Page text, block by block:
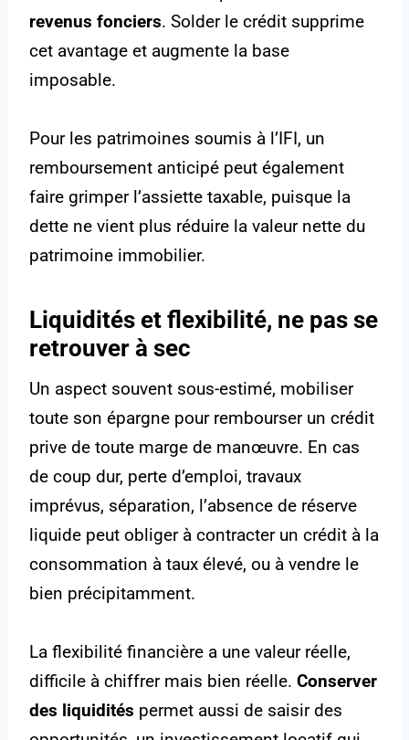
revenus fonciers. Solder le crédit supprime
cet avantage et augmente la base
imposable.
Pour les patrimoines soumis à l’IFI, un
remboursement anticipé peut également
faire grimper l’assiette taxable, puisque la
dette ne vient plus réduire la valeur nette du
patrimoine immobilier.
Liquidités et flexibilité, ne pas se
retrouver à sec
Un aspect souvent sous-estimé, mobiliser
toute son épargne pour rembourser un crédit
prive de toute marge de manœuvre. En cas
de coup dur, perte d’emploi, travaux
imprévus, séparation, l’absence de réserve
liquide peut obliger à contracter un crédit à la
consommation à taux élevé, ou à vendre le
bien précipitamment.
La flexibilité financière a une valeur réelle,
difficile à chiffrer mais bien réelle. Conserver
des liquidités permet aussi de saisir des